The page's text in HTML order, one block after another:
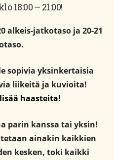
18:00 – 21:00!
alkeis-jatkotaso ja 20-21
sopivia yksinkertaisia
liikeitä ja kuvioita!
haasteita!
parin kanssa tai yksin!
ainakin kaikkien
kesken, toki kaikki